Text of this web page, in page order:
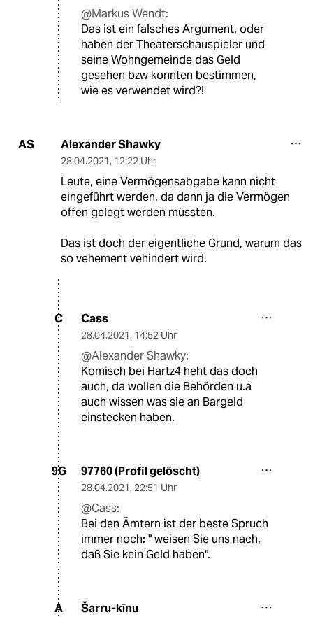
@Markus Wendt:
Das ist ein falsches Argument, oder
haben der Theaterschauspieler und
seine Wohngemeinde das Geld
gesehen bzw konnten bestimmen,
wie es verwendet wird?!
AS Alexander Shawky
28.04.2021, 12:22 Uhr
Leute, eine Vermögensabgabe kann nicht
eingeführt werden, da dann ja die Vermögen
offen gelegt werden müssten.
Das ist doch der eigentliche Grund, warum das
so vehement vehindert wird.
C Cass
28.04.2021, 14:52 Uhr
@Alexander Shawky:
Komisch bei Hartz4 heht das doch
auch, da wollen die Behörden u.a
auch wissen was sie an Bargeld
einstecken haben.
9G 97760 (Profil gelöscht)
28.04.2021, 22:51 Uhr
@Cass:
Bei den Ämtern ist der beste Spruch
immer noch: " weisen Sie uns nach,
daß Sie kein Geld haben".
A Šarru-kīnu